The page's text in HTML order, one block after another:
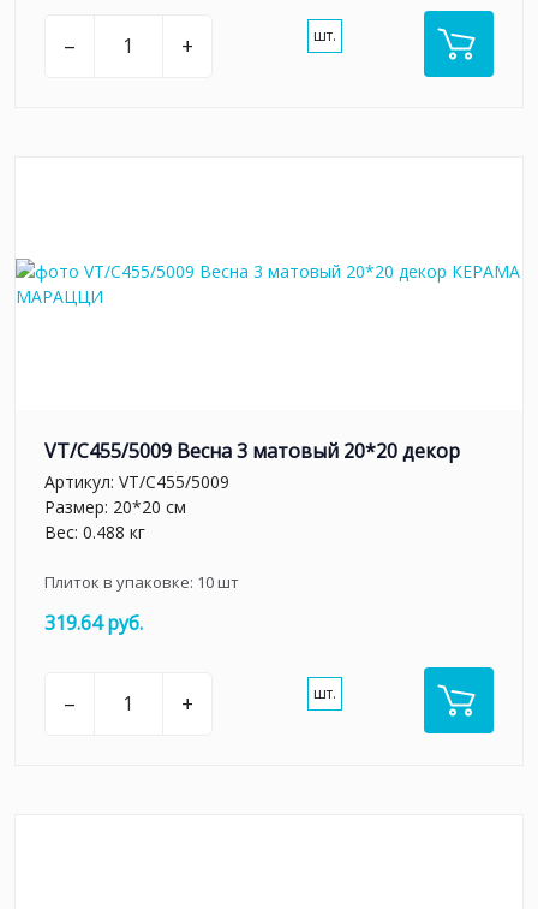
– + шт.
VT/C455/5009 Весна 3 матовый 20*20 декор
Артикул: VT/C455/5009
Размер: 20*20 см
Вес: 0.488 кг
Плиток в упаковке: 10шт
319.64 руб.
– + шт.